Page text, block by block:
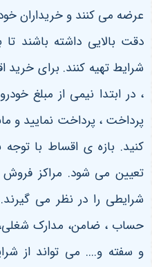
دقت بالایی داشته باشند تا
، در ابتدا نیمی از مبلغ
پرداخت ، پرداخت نمایید و
کنید. بازه ی اقساط با توجه
تعیین می شود. مراکز
شرایطی را در نظر می
حساب ، ضامن، مدارک
و سفته و.... می تواند از